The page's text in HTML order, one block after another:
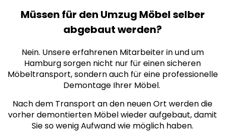
Müssen für den Umzug Möbel selber
abgebaut werden?
Nein. Unsere erfahrenen Mitarbeiter in und um
Hamburg sorgen nicht nur für einen sicheren
Möbeltransport, sondern auch für eine professionelle
Demontage Ihrer Möbel.
Nach dem Transport an den neuen Ort werden die
vorher demontierten Möbel wieder aufgebaut, damit
Sie so wenig Aufwand wie möglich haben.